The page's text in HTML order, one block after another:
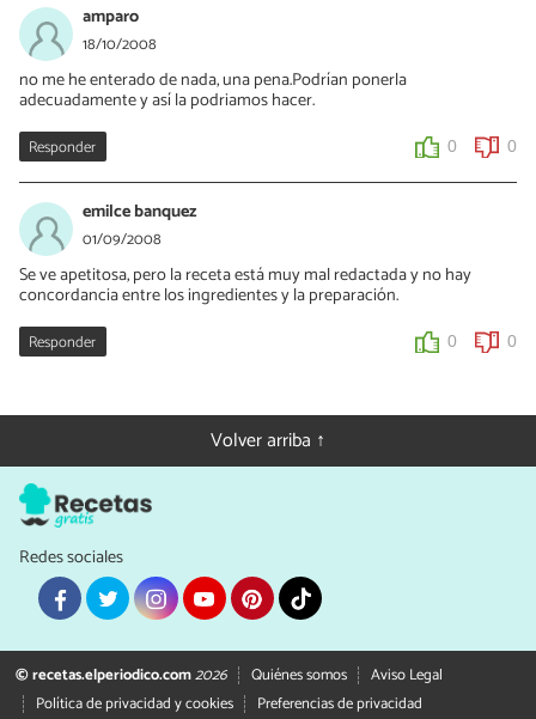
es el pimentón
amparo
18/10/2008
no me he enterado de nada, una pena.Podrían ponerla
adecuadamente y así la podriamos hacer.
Responder 0 0
emilce banquez
01/09/2008
Se ve apetitosa, pero la receta está muy mal redactada y no hay
concordancia entre los ingredientes y la preparación.
Responder 0 0
Volver arriba ↑
Redes sociales
© recetas.elperiodico.com2026 Quiénes somos
Aviso Legal
Política de privacidad y cookies
Preferencias de privacidad